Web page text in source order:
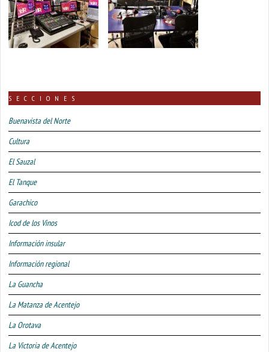
SECCIONES
Buenavista del Norte
Cultura
El Sauzal
El Tanque
Garachico
Icod de los Vinos
Información insular
Información regional
La Guancha
La Matanza de Acentejo
La Orotava
La Victoria de Acentejo